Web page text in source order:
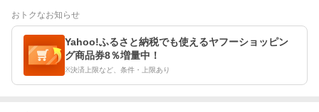
おトクなお知らせ
Yahoo!ふるさと納税でも使えるヤフーショッピン
グ商品券8％増量中！
※決済上限など、条件・上限あり